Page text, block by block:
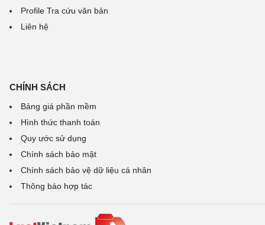
Profile Tra cứu văn bản
Liên hệ
CHÍNH SÁCH
Bảng giá phần mềm
Hình thức thanh toán
Quy ước sử dụng
Chính sách bảo mật
Chính sách bảo vệ dữ liệu cá nhân
Thông báo hợp tác